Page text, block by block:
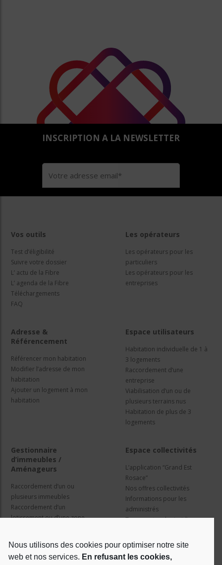
Nous utilisons des cookies pour optimiser notre site
web et nos services. En refusant les cookies,
INSCRIPTION A LA NEWSLETTER
Vos outils
Test d’éligibilité
Suivre votre dossier
L’ actu de la Fibre
L’ agenda de la Fibre
Téléchargements
FAQ
Les opérateurs
Les opérateurs pour les
particuliers
Les opérateurs pour les
entreprises
Adresse &
Référencement
Référencer mon habitation
Modifier l’adresse de mon
habitation
Ajouter un logement à mon
habitation
Espace utilisateurs
Habitation individuelle de 1 à
3 logements
Raccordement d’une
entreprise
Viabilisation d’un ou de
plusieurs terrains nus
Habitation de plus de 3
logements
Gestionnaire
d’immeubles /
Aménageurs
Raccordement d’un ou
plusieurs immeubles
Raccordement d’un
lotissement ou d’une zone
Espace collectivités
L’application “Grand Est
Rosace”
Nos offres collectivités
Informations pour les
administrés
Travaux et cadre juridique